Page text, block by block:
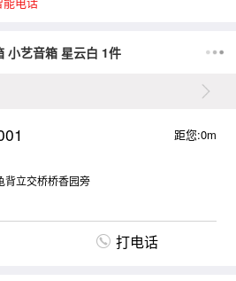
小艺音箱 星云白 1件
距您:0m
背立交桥桥香园旁
打电话